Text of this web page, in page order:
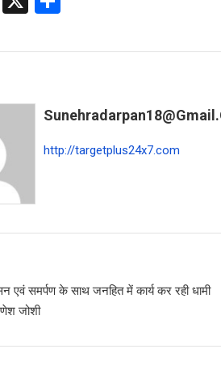
p
ar
http://targetplus24x7.com
एवं समर्पण के साथ जनहित में कार्य कर रही धामी
जोशी